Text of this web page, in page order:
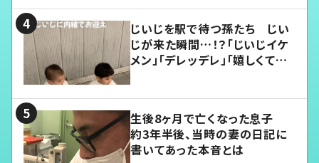
じいじを駅で待つ孫たち じい
じが来た瞬間…！？「じいじイケ
メン」「デレッデレ」「嬉しくて可
生後8ヶ月で亡くなった息子
約3年半後、当時の妻の日記に
書いてあった本音とは